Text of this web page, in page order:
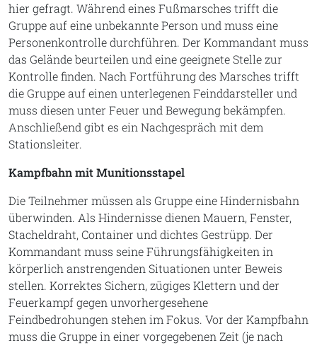
hier gefragt. Während eines Fußmarsches trifft die
Gruppe auf eine unbekannte Person und muss eine
Personenkontrolle durchführen. Der Kommandant muss
das Gelände beurteilen und eine geeignete Stelle zur
Kontrolle finden. Nach Fortführung des Marsches trifft
die Gruppe auf einen unterlegenen Feinddarsteller und
muss diesen unter Feuer und Bewegung bekämpfen.
Anschließend gibt es ein Nachgespräch mit dem
Stationsleiter.
Kampfbahn mit Munitionsstapel
Die Teilnehmer müssen als Gruppe eine Hindernisbahn
überwinden. Als Hindernisse dienen Mauern, Fenster,
Stacheldraht, Container und dichtes Gestrüpp. Der
Kommandant muss seine Führungsfähigkeiten in
körperlich anstrengenden Situationen unter Beweis
stellen. Korrektes Sichern, zügiges Klettern und der
Feuerkampf gegen unvorhergesehene
Feindbedrohungen stehen im Fokus. Vor der Kampfbahn
muss die Gruppe in einer vorgegebenen Zeit (je nach